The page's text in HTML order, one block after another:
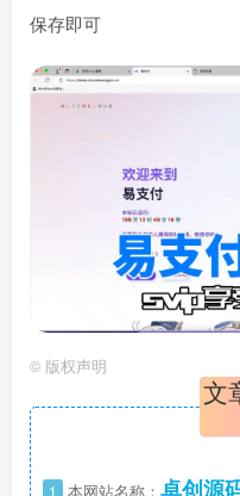
保存即可
© 版权声明
文
1 本网站名称： 卓创源